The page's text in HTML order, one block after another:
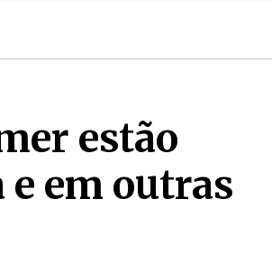
estão
em outras